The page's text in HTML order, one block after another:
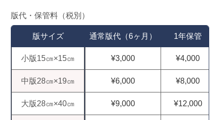
版代・保管料（税別）
通常版代（6ヶ月） 1年保管
¥3,000 ¥4,000
¥6,000 ¥8,000
¥9,000 ¥12,000
版サイズ
小版15㎝×15㎝
中版28㎝×19㎝
大版28㎝×40㎝